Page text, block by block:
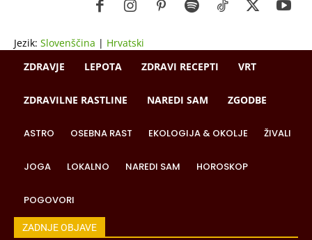
Jezik: Slovenščina | Hrvatski
ZDRAVJE
LEPOTA ZDRAVI RECEPTI VRT
ZDRAVILNE RASTLINE NAREDI SAM ZGODBE
ASTRO OSEBNA RAST EKOLOGIJA & OKOLJE ŽIVALI
JOGA LOKALNO NAREDI SAM HOROSKOP
POGOVORI
ZADNJE OBJAVE